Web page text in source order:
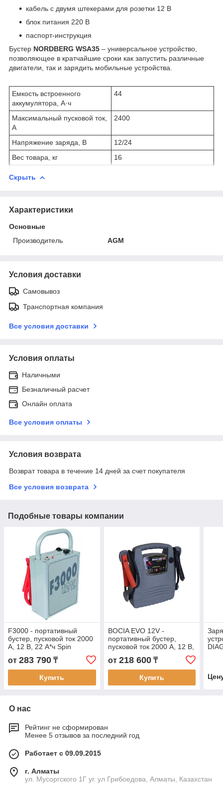
кабель с двумя штекерами для розетки 12 В
блок питания 220 В
паспорт-инструкция
Бустер NORDBERG WSA35 – универсальное устройство,
позволяющее в кратчайшие сроки как запустить различные
двигатели, так и зарядить мобильные устройства.
Емкость встроенного
аккумулятора, А·ч
44
Максимальный пусковой ток,
А
2400
Напряжение заряда, В
12/24
Вес товара, кг
16
Скрыть
Характеристики
Основные
Производитель
AGM
Условия доставки
Самовывоз
Транспортная компания
Все условия доставки
Условия оплаты
Наличными
Безналичный расчет
Онлайн оплата
Все условия оплаты
Условия возврата
Возврат товара в течение 14 дней за счет покупателя
Все условия возврата
Подобные товары компании
F3000 - портативный
бустер, пусковой ток 2000
А, 12 B, 22 А*ч Spin
03.015.00 (Италия)
от 283 790 ₸
Купить
BOCIA EVO 12V -
портативный бустер,
пусковой ток 2000 А, 12 В,
22 А*ч Spin 03.015.03
(Италия)
от 218 600₸
Купить
О нас
Рейтинг не сформирован
Менее 5 отзывов за последний год
Работает с 09.09.2015
г. Алматы
ул. Мусоргского 1Г уг. ул Грибоедова, Алматы, Казахстан